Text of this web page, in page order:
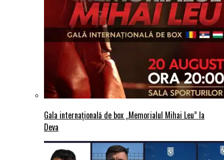
Gala internațională de box „Memorialul Mihai Leu” la
Deva